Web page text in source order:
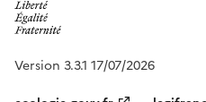
Version 3.3.1 17/07/2026